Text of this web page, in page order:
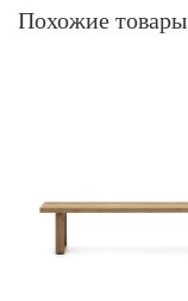
Похожие товары